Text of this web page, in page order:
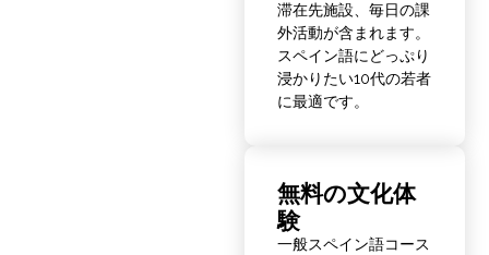
滞在先施設、毎日の課
外活動が含まれます。
スペイン語にどっぷり
浸かりたい10代の若者
に最適です。
無料の文化体
験
一般スペイン語コース